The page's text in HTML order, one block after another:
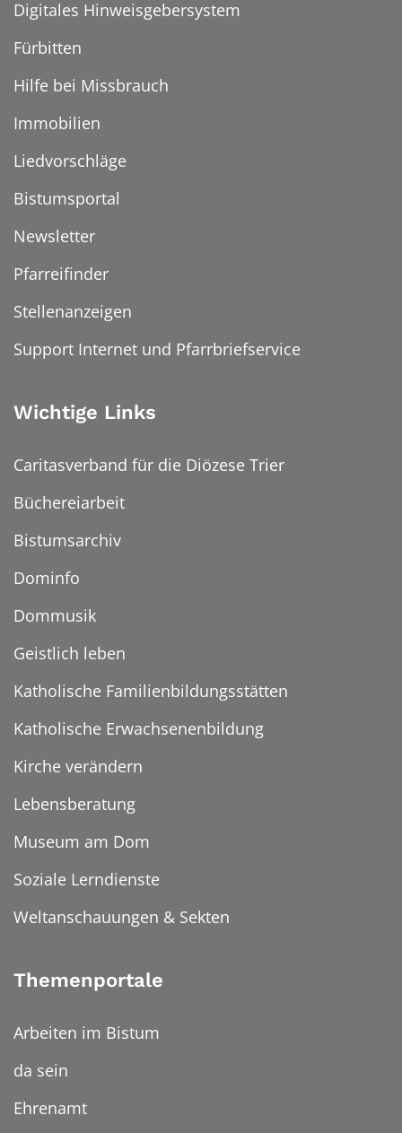
Digitales Hinweisgebersystem
Fürbitten
Hilfe bei Missbrauch
Immobilien
Liedvorschläge
Bistumsportal
Newsletter
Pfarreifinder
Stellenanzeigen
Support Internet und Pfarrbriefservice
Wichtige Links
Caritasverband für die Diözese Trier
Büchereiarbeit
Bistumsarchiv
Dominfo
Dommusik
Geistlich leben
Katholische Familienbildungsstätten
Katholische Erwachsenenbildung
Kirche verändern
Lebensberatung
Museum am Dom
Soziale Lerndienste
Weltanschauungen & Sekten
Themenportale
Arbeiten im Bistum
da sein
Ehrenamt